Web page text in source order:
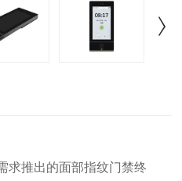
求推出的面部指纹门禁终